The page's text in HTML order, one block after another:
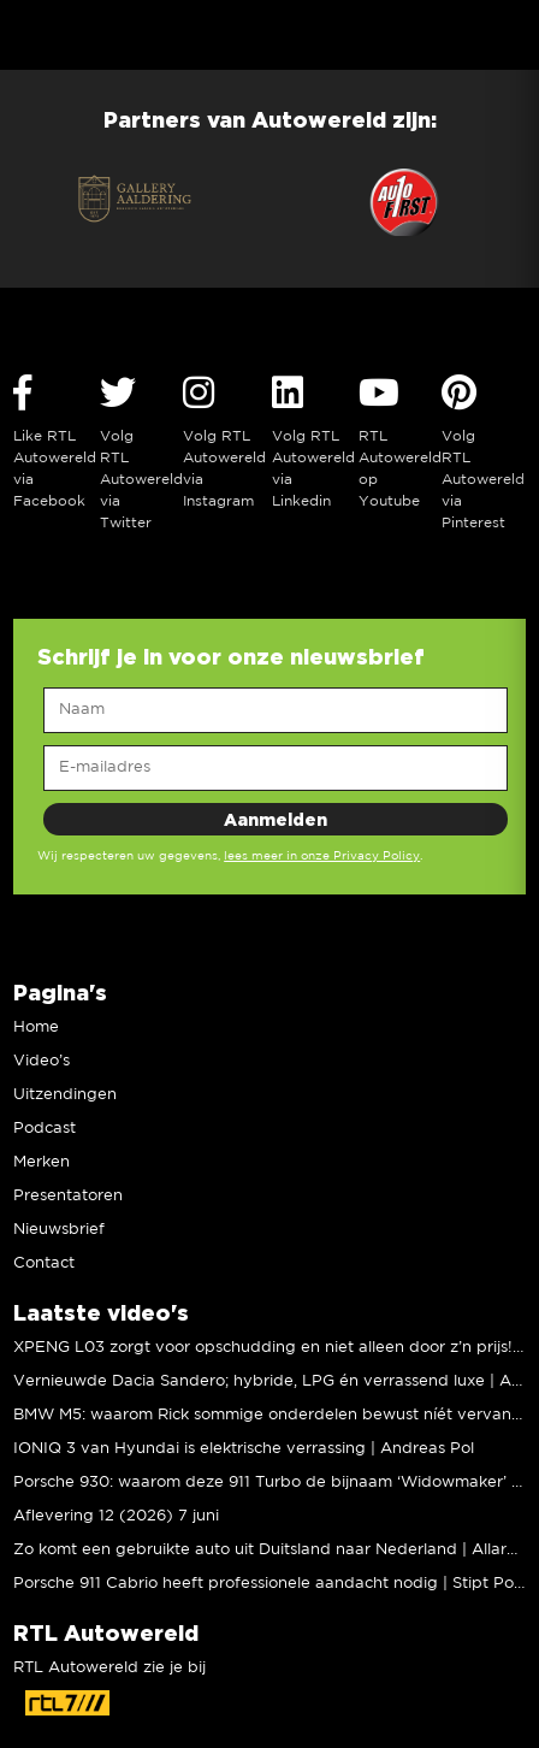
Partners van Autowereld zijn:
Like RTL
Autowereld
via
Facebook
Volg
RTL
Autowereld
via
Twitter
Volg RTL
Autowereld
via
Instagram
Volg RTL
Autowereld
via
Linkedin
RTL
Autowereld
op
Youtube
Volg
RTL
Autowereld
via
Pinterest
Schrijf je in voor onze nieuwsbrief
Wij respecteren uw gegevens, lees meer in onze Privacy Policy.
Pagina's
Home
Video’s
Uitzendingen
Podcast
Merken
Presentatoren
Nieuwsbrief
Contact
Laatste video's
XPENG L03 zorgt voor opschudding en niet alleen door z’n prijs! | Jeroen Mul
Vernieuwde Dacia Sandero; hybride, LPG én verrassend luxe | Andreas Pol
BMW M5: waarom Rick sommige onderdelen bewust níét vervangt | Stipt Polish Point
IONIQ 3 van Hyundai is elektrische verrassing | Andreas Pol
Porsche 930: waarom deze 911 Turbo de bijnaam ‘Widowmaker’ kreeg | Gallery Aaldering
Aflevering 12 (2026) 7 juni
Zo komt een gebruikte auto uit Duitsland naar Nederland | Allard Kalff
Porsche 911 Cabrio heeft professionele aandacht nodig | Stipt Polish Point
RTL Autowereld
RTL Autowereld zie je bij